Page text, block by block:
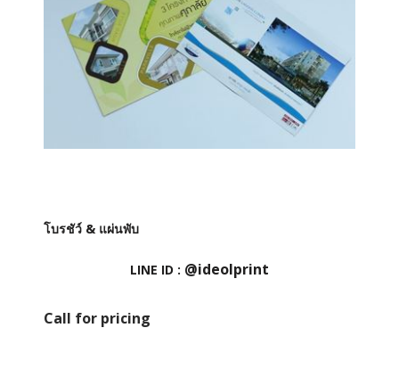
โบรชัว์ & แผ่นพับ
LINE ID : @ideolprint
Call for pricing